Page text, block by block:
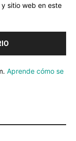
sitio web en este
Aprende cómo se